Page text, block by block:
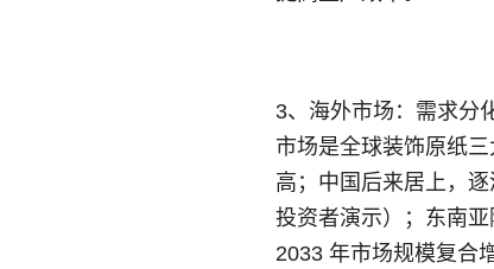
3、海外市场：需求分
市场是全球装饰原纸
高；中国后来居上，
投资者演示）；东南
2033 年市场规模复合